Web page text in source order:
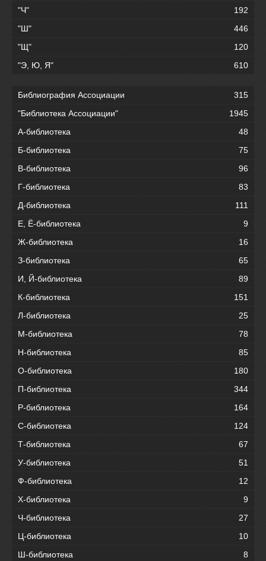
"Ч"
192
"Ш"
446
"Щ"
120
"Э, Ю, Я"
610
Библиография Ассоциации
315
"Библиотека Ассоциации"
1945
А-библиотека
48
Б-библиотека
75
В-библиотека
96
Г-библиотека
83
Д-библиотека
111
Е, Ё-библиотека
9
Ж-библиотека
16
З-библиотека
65
И, Й-библиотека
89
К-библиотека
151
Л-библиотека
25
М-библиотека
78
Н-библиотека
85
О-библиотека
180
П-библиотека
344
Р-библиотека
164
С-библиотека
124
Т-библиотека
67
У-библиотека
51
Ф-библиотека
12
Х-библиотека
9
Ч-библиотека
27
Ц-библиотека
10
Ш-библиотека
8